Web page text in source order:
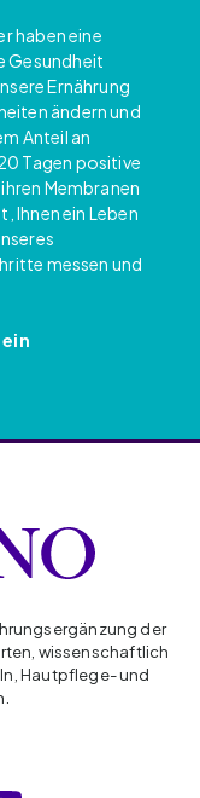
haben eine
Gesundheit
Ernährung
ändern und
Anteil an
Tagen positive
Membranen
Ihnen ein Leben
messen und
der
wissenschaftlich
Hautpflege- und